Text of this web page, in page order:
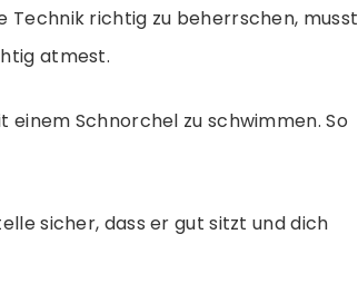
Technik richtig zu beherrschen, musst
atmest.
Schnorchel zu schwimmen. So
sicher, dass er gut sitzt und dich